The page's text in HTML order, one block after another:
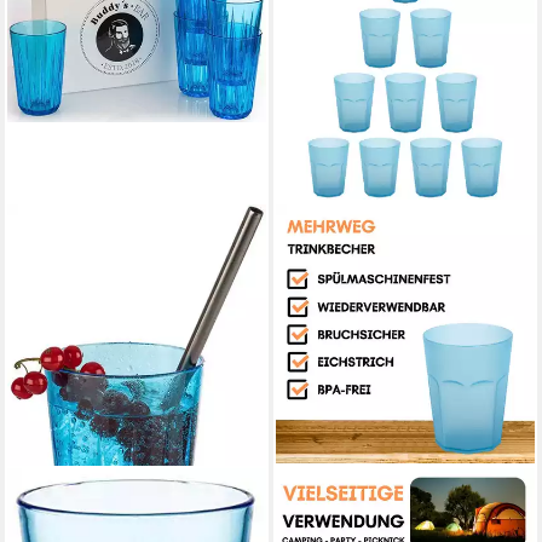
BUDDY'S
Becher, 6-tlg., Kunststoff, 300
ENGELLAND
Becher Plastikbecher in